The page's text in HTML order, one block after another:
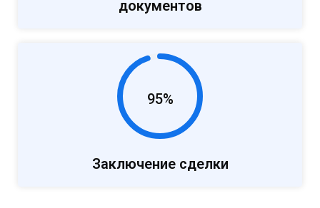
документов
95%
Заключение сделки